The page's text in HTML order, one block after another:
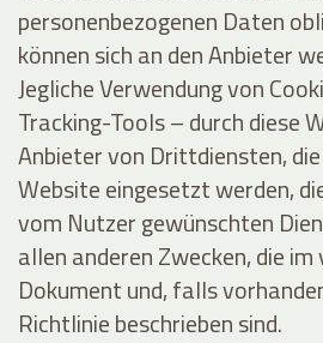
personenbezogenen Daten
können sich an den Anbieter
Jegliche Verwendung von
Tracking-Tools – durch diese
Anbieter von Drittdiensten,
Website eingesetzt werden,
vom Nutzer gewünschten
allen anderen Zwecken, die
Dokument und, falls
Richtlinie beschrieben sind.